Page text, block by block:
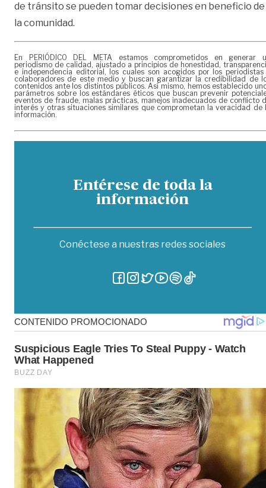
de tránsito se pueden tomar decisiones en beneficio de
la comunidad.
En PERIÓDICO DEL META estamos comprometidos en generar
periodismo de calidad, ajustado a principios de honestidad,
e independencia editorial, los cuales son acogidos por los periodistas
colaboradores de este medio y buscan garantizar la credibilidad de
contenidos ante los distintos públicos. Así mismo, hemos establecido
parámetros sobre los estándares éticos que buscan prevenir
eventos de fraude, malas prácticas, manejos inadecuados de conflicto
interés y otras situaciones similares que comprometan la veracidad de
información.
Entérese de toda la
información
Conéctese a nuestras redes sociales